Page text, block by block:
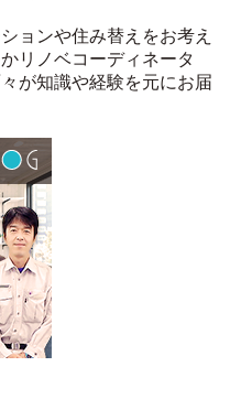
ョンや住み替えをお考え
リノベコーディネータ
が知識や経験を元にお届